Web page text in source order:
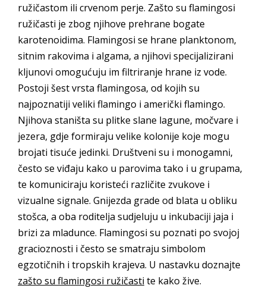
ružičastom ili crvenom perje. Zašto su flamingosi
ružičasti je zbog njihove prehrane bogate
karotenoidima. Flamingosi se hrane planktonom,
sitnim rakovima i algama, a njihovi specijalizirani
kljunovi omogućuju im filtriranje hrane iz vode.
Postoji šest vrsta flamingosa, od kojih su
najpoznatiji veliki flamingo i američki flamingo.
Njihova staništa su plitke slane lagune, močvare i
jezera, gdje formiraju velike kolonije koje mogu
brojati tisuće jedinki. Društveni su i monogamni,
često se viđaju kako u parovima tako i u grupama,
te komuniciraju koristeći različite zvukove i
vizualne signale. Gnijezda grade od blata u obliku
stošca, a oba roditelja sudjeluju u inkubaciji jaja i
brizi za mladunce. Flamingosi su poznati po svojoj
gracioznosti i često se smatraju simbolom
egzotičnih i tropskih krajeva. U nastavku doznajte
zašto su flamingosi ružičasti te kako žive.